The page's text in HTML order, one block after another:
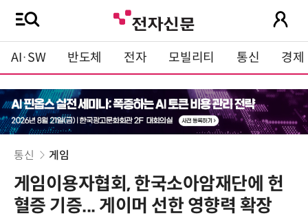
AI·SW 반도체 전자 모빌리티 통신 경제
통신 게임
게임이용자협회, 한국소아암재단에 헌
혈증 기증... 게이머 선한 영향력 확장